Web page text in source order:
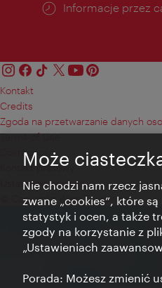
Informacje przez
Kontakt
Credits
Zgoda na przetwarzanie danych
Terms of Use
Dostępność
Kontakt prasowy
Ustawienia cookies
© Copyright Wien Tourismus
Może
Nie chodzi nam rzecz
zwane „cookies”, które
statystyk i ocen, a także
zgody na korzystanie z
„Ustawieniach
Porada: Możesz zmienić